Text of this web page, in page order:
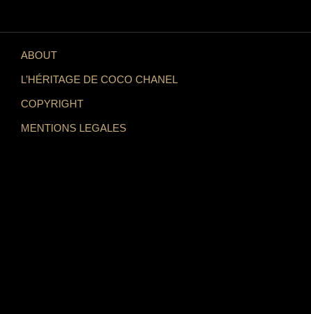
ABOUT
L’HÉRITAGE DE COCO CHANEL
COPYRIGHT
MENTIONS LEGALES